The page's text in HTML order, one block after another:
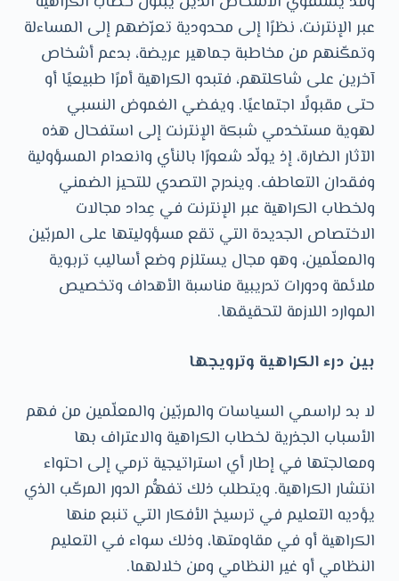
عبر الإنترنت، نظرًا إلى محدودية تعرّضهم إلى المساءلة
وتمكّنهم من مخاطبة جماهير عريضة، بدعم أشخاص
آخرين على شاكلتهم، فتبدو الكراهية أمرًا طبيعيًا أو
حتى مقبولًا اجتماعيًا. ويفضي الغموض النسبي
لهوية مستخدمي شبكة الإنترنت إلى استفحال هذه
الآثار الضارة، إذ يولّد شعورًا بالنأي وانعدام المسؤولية
وفقدان التعاطف. ويندرج التصدي للتحيز الضمني
ولخطاب الكراهية عبر الإنترنت في عِداد مجالات
الاختصاص الجديدة التي تقع مسؤوليتها على المربّين
والمعلّمين، وهو مجال يستلزم وضع أساليب تربوية
ملائمة ودورات تدريبية مناسبة الأهداف وتخصيص
الموارد اللازمة لتحقيقها.
بين درء الكراهية وترويجها
لا بد لراسمي السياسات والمربّين والمعلّمين من فهم
الأسباب الجذرية لخطاب الكراهية والاعتراف بها
ومعالجتها في إطار أي استراتيجية ترمي إلى احتواء
انتشار الكراهية. ويتطلب ذلك تفهُّم الدور المركّب الذي
يؤديه التعليم في ترسيخ الأفكار التي تنبع منها
الكراهية أو في مقاومتها، وذلك سواء في التعليم
النظامي أو غير النظامي ومن خلالهما.